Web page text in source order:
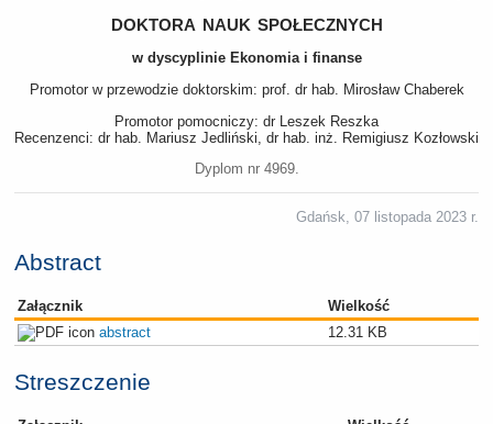
doktora nauk społecznych
w dyscyplinie Ekonomia i finanse
Promotor w przewodzie doktorskim: prof. dr hab. Mirosław Chaberek
Promotor pomocniczy: dr Leszek Reszka
Recenzenci: dr hab. Mariusz Jedliński, dr hab. inż. Remigiusz Kozłowski
Dyplom nr 4969.
Gdańsk, 07 listopada 2023 r.
Abstract
Załącznik
Wielkość
abstract
12.31 KB
Streszczenie